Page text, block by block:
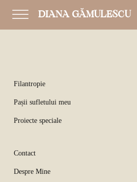
DIANA GĂMULESCU
Filantropie
Pașii sufletului meu
Proiecte speciale
Contact
Despre Mine